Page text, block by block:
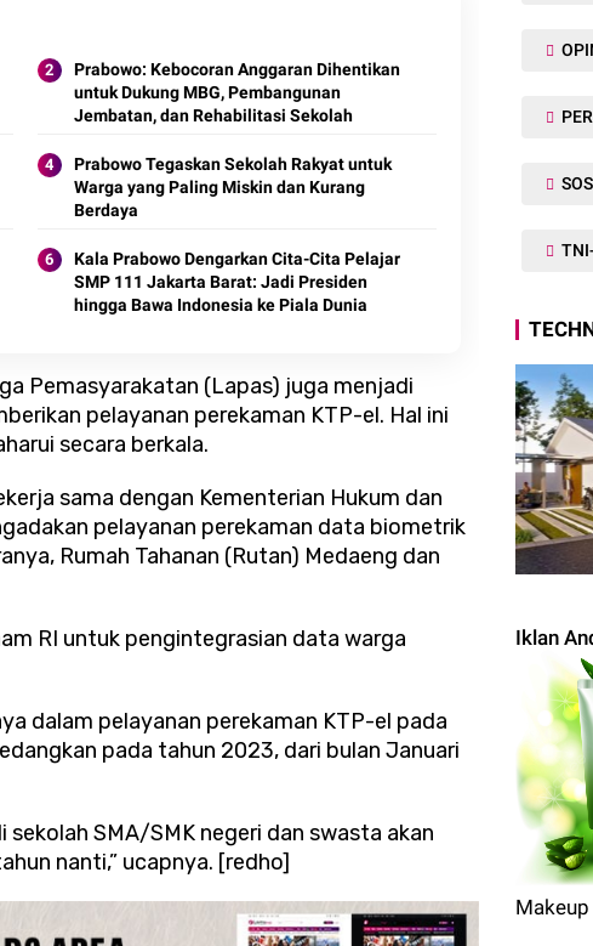
Prabowo: Kebocoran Anggaran Dihentikan
untuk Dukung MBG, Pembangunan
Jembatan, dan Rehabilitasi Sekolah
Prabowo Tegaskan Sekolah Rakyat untuk
Warga yang Paling Miskin dan Kurang
Berdaya
Kala Prabowo Dengarkan Cita-Cita Pelajar
SMP 111 Jakarta Barat: Jadi Presiden
hingga Bawa Indonesia ke Piala Dunia
Pemasyarakatan (Lapas) juga menjadi
pelayanan perekaman KTP-el. Hal ini
secara berkala.
sama dengan Kementerian Hukum dan
pelayanan perekaman data biometrik
Rumah Tahanan (Rutan) Medaeng dan
RI untuk pengintegrasian data warga
dalam pelayanan perekaman KTP-el pada
pada tahun 2023, dari bulan Januari
SMA/SMK negeri dan swasta akan
nanti,” ucapnya. [redho]
OPINI
Iklan
Makeup